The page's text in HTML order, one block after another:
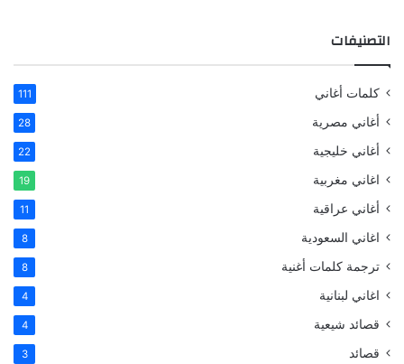
التصنيفات
كلمات أغاني 111
أغاني مصرية 28
أغاني خليجية 22
اغاني مغربية 19
أغاني عراقية 11
اغاني السعودية 8
ترجمة كلمات أغنية 8
اغاني لبنانية 4
قصائد شيعية 4
قصائد 3